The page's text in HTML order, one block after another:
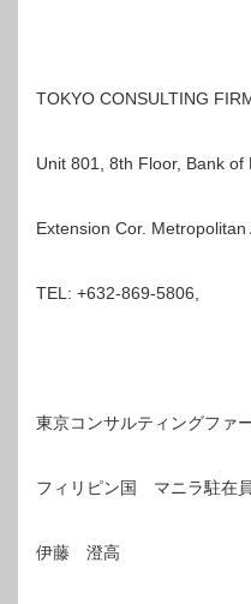
TOKYO CONSULTING
Unit 801, 8th Floor, Bank of
Extension Cor.
TEL: +632-869-5806,
東京コンサルティングファ
フィリピン国 マニラ駐在員
伊藤 澄高